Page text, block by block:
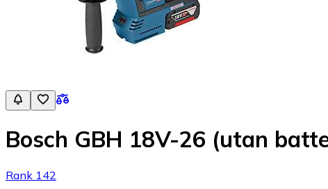
Bosch GBH 18V-26 (utan
Rank 142